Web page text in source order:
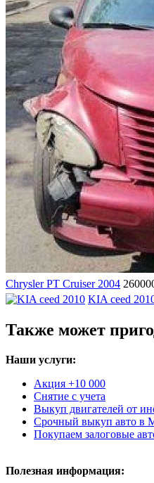
Chrysler PT Cruiser 2004
KIA ceed
Также может
Наши услуги:
Акция +10 000
Снятие с учета
Выкуп двигателей от
Срочный выкуп авто в
Покупаем залоговые
Полезная информация: